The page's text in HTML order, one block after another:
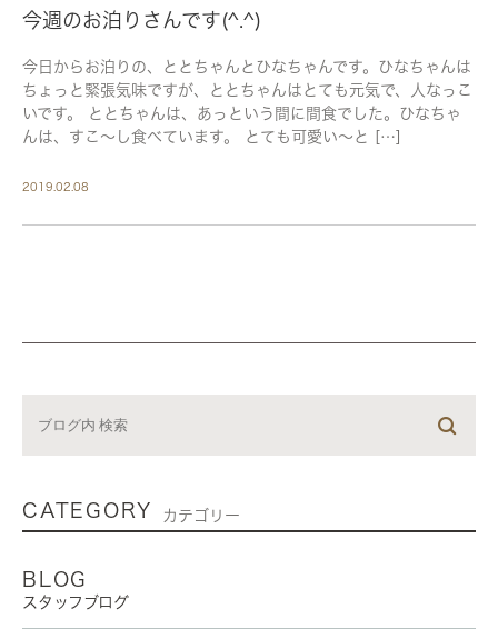
今週のお泊りさんです(^.^)
今日からお泊りの、ととちゃんとひなちゃんです。ひなちゃんは
ちょっと緊張気味ですが、ととちゃんはとても元気で、人なっこ
いです。 ととちゃんは、あっという間に間食でした。ひなちゃ
んは、すこ〜し食べています。 とても可愛い〜と […]
2019.02.08
CATEGORY カテゴリー
BLOG
スタッフブログ